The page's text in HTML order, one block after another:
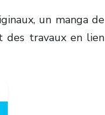
un manga de
des travaux en lien